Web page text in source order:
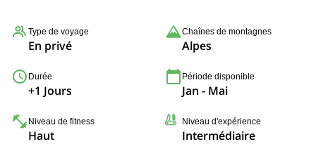
Type de voyage
En privé
Chaînes de montagnes
Alpes
Durée
+1 Jours
Période disponible
Jan - Mai
Niveau de fitness
Haut
Niveau d'expérience
Intermédiaire